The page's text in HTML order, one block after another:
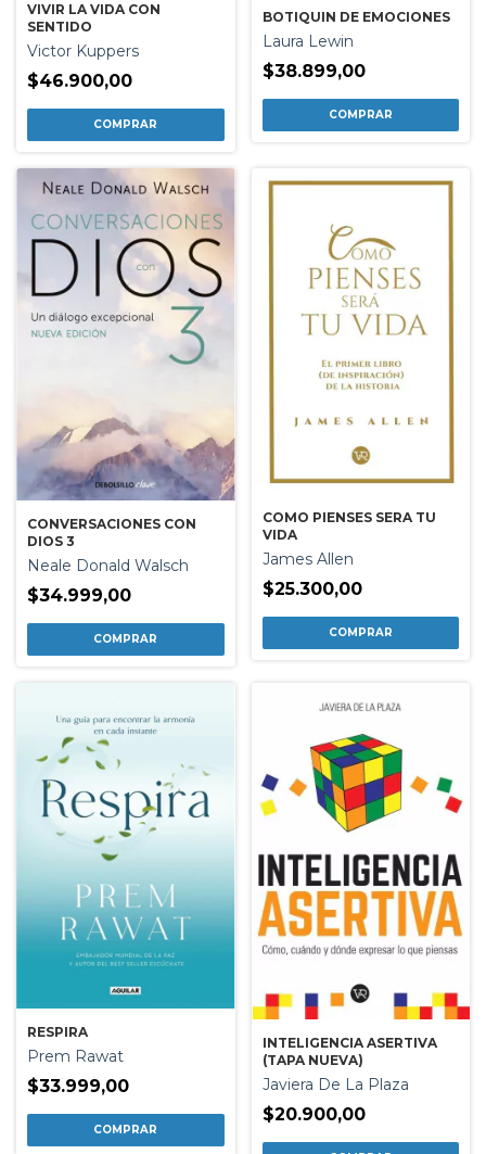
VIVIR LA VIDA CON
SENTIDO
Victor Kuppers
$46.900,00
BOTIQUIN DE EMOCIONES
Laura Lewin
$38.899,00
CONVERSACIONES CON
DIOS 3
Neale Donald Walsch
$34.999,00
COMO PIENSES SERA TU
VIDA
James Allen
$25.300,00
RESPIRA
Prem Rawat
$33.999,00
INTELIGENCIA ASERTIVA
(TAPA NUEVA)
Javiera De La Plaza
$20.900,00